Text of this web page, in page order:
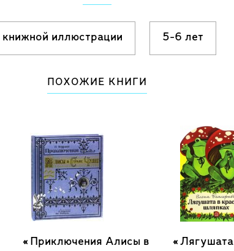
иллюстрации 5-6 лет
ПОХОЖИЕ КНИГИ
Приключения Алисы в